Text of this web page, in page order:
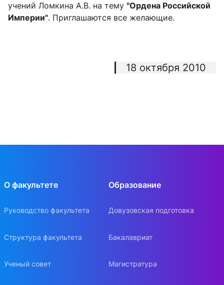
учений Ломкина А.В. на тему "Ордена Российской
Империи". Приглашаются все желающие.
18 октября 2010
О факультете
Руководство факультета
Структура факультета
Ученый совет
Образование
Довузовская подготовка
Бакалавриат
Магистратура